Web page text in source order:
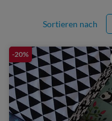
Sortieren nach
-20%